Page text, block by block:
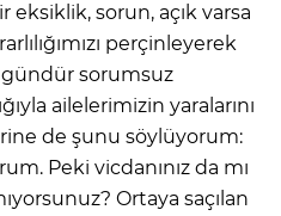
eksiklik, sorun, açık varsa
perçinleyerek
sorumsuz
ailelerimizin yaralarını
de şunu söylüyorum:
Peki vicdanınız da mı
Ortaya saçılan